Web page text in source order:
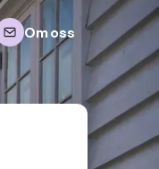
Om oss